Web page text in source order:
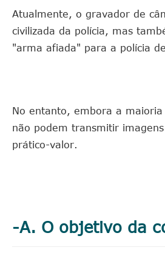
Atualmente, o gravador de
civilizada da polícia, mas
"arma afiada" para a polícia
No entanto, embora a
não podem transmitir
prático-valor.
-A. O objetivo da